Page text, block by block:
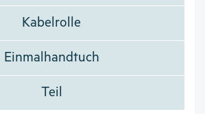
Kabelrolle
Einmalhandtuch
Teil